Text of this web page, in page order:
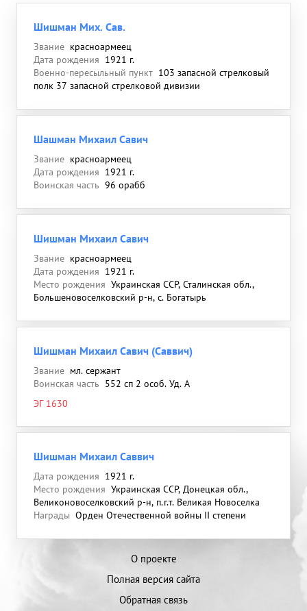
Шишман Мих. Сав.
Звание красноармеец
Дата рождения 1921 г.
Военно-пересыльный пункт 103 запасной стрелковый
полк 37 запасной стрелковой дивизии
Шашман Михаил Савич
Звание красноармеец
Дата рождения 1921 г.
Воинская часть 96 орабб
Шишман Михаил Савич
Звание красноармеец
Дата рождения 1921 г.
Место рождения Украинская ССР, Сталинская обл.,
Большеновоселковский р-н, с. Богатырь
Шишман Михаил Савич (Саввич)
Звание мл. сержант
Воинская часть 552 сп 2 особ. Уд. А
ЭГ 1630
Шишман Михаил Саввич
Дата рождения 1921 г.
Место рождения Украинская ССР, Донецкая обл.,
Великоновоселковский р-н, п.г.т. Великая Новоселка
Награды Орден Отечественной войны II степени
О проекте
Полная версия сайта
Обратная связь